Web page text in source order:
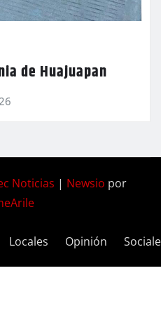
de Huajuapan
Noticias | Newsio por
Locales Opinión